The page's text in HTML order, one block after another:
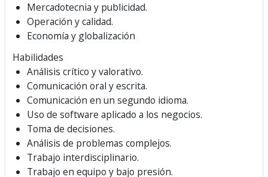
Mercadotecnia y publicidad.
Operación y calidad.
Economía y globalización
Habilidades
Análisis crítico y valorativo.
Comunicación oral y escrita.
Comunicación en un segundo idioma.
Uso de software aplicado a los negocios.
Toma de decisiones.
Análisis de problemas complejos.
Trabajo interdisciplinario.
Trabajo en equipo y bajo presión.